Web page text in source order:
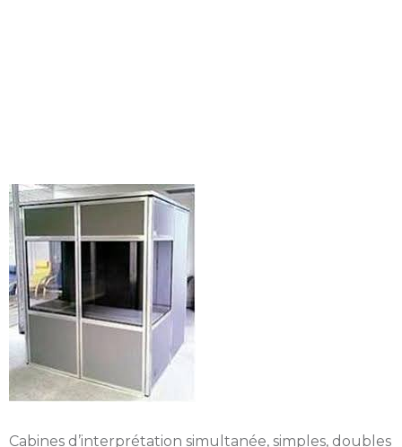
Cabines d’interprétation simultanée, simples, doubles